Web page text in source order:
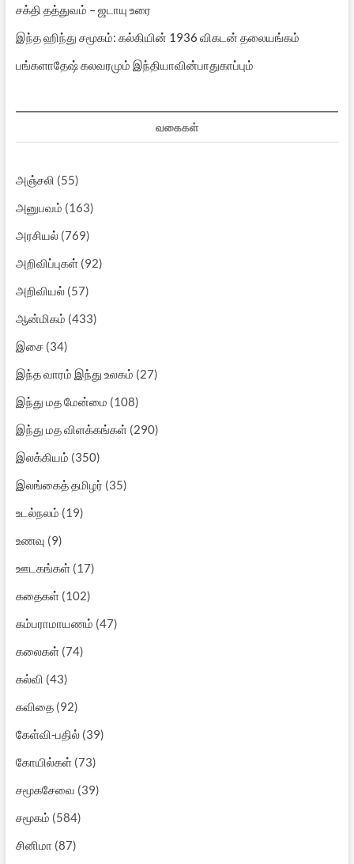
சக்தி தத்துவம் – ஜடாயு உரை
இந்த ஹிந்து சமூகம்: கல்கியின் 1936 விகடன் தலையங்கம்
பங்களாதேஷ் கலவரமும் இந்தியாவின்பாதுகாப்பும்
வகைகள்
அஞ்சலி (55)
அனுபவம் (163)
அரசியல்(769)
அறிவிப்புகள்(92)
அறிவியல்(57)
ஆன்மிகம் (433)
இசை(34)
இந்த வாரம் இந்து உலகம் (27)
இந்து மத மேன்மை (108)
இந்து மத விளக்கங்கள்(290)
இலக்கியம் (350)
இலங்கைத் தமிழர் (35)
உடல்நலம் (19)
உணவு (9)
ஊடகங்கள்(17)
கதைகள்(102)
கம்பராமாயணம் (47)
கலைகள்(74)
கல்வி (43)
கவிதை(92)
கேள்வி-பதில்(39)
கோயில்கள்(73)
சமூகசேவை (39)
சமூகம் (584)
சினிமா (87)